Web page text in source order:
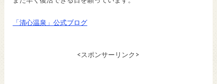
「清心温泉」公式ブログ
<スポンサーリンク>